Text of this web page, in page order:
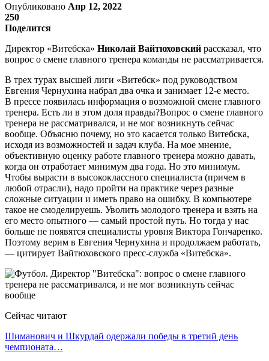
Опубликовано Апр 12, 2022
250
Поделится
Директор «Витебска» Николай Вайтюховский рассказал, что
вопрос о смене главного тренера команды не рассматривается.
В трех турах высшей лиги «Витебск» под руководством
Евгения Чернухина набрал два очка и занимает 12-е место.
В прессе появилась информация о возможной смене главного
тренера. Есть ли в этом доля правды?Вопрос о смене главного
тренера не рассматривался, и не мог возникнуть сейчас
вообще. Объясню почему, но это касается только Витебска,
исходя из возможностей и задач клуба. На мое мнение,
объективную оценку работе главного тренера можно давать,
когда он отработает минимум два года. Но это минимум.
Чтобы вырасти в высококлассного специалиста (причем в
любой отрасли), надо пройти на практике через разные
сложные ситуации и иметь право на ошибку. В компьютере
такое не смоделируешь. Уволить молодого тренера и взять на
его место опытного — самый простой путь. Но тогда у нас
больше не появятся специалисты уровня Виктора Гончаренко.
Поэтому верим в Евгения Чернухина и продолжаем работать,
— цитирует Вайтюховского пресс-служба «Витебска».
Сейчас читают
Шиманович и Шкурдай одержали победы в третий день
чемпионата…